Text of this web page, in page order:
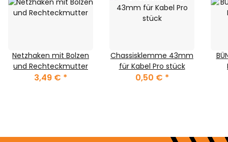
Netzhaken mit Bolzen
und Rechteckmutter
3,49 € *
Chassisklemme 43mm
für Kabel Pro stück
0,50 € *